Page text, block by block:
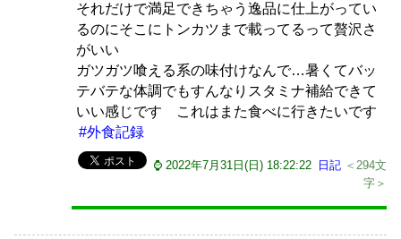
それだけで満足できちゃう逸品に仕上がってい
るのにそこにトンカツまで載ってるって贅沢さ
がいい
ガツガツ喰える系の味付けなんで…暑くてバッ
テバテな体調でもすんなりスタミナ補給できて
いい感じです これはまた食べに行きたいです
#外食記録
⌚ 2022年7月31日(日) 18:22:22 日記 ＜294文
字＞